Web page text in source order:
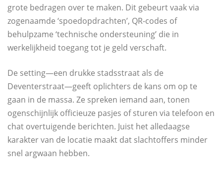
grote bedragen over te maken. Dit gebeurt vaak via
zogenaamde ‘spoedopdrachten’, QR-codes of
behulpzame ‘technische ondersteuning’ die in
werkelijkheid toegang tot je geld verschaft.
De setting—een drukke stadsstraat als de
Deventerstraat—geeft oplichters de kans om op te
gaan in de massa. Ze spreken iemand aan, tonen
ogenschijnlijk officieuze pasjes of sturen via telefoon en
chat overtuigende berichten. Juist het alledaagse
karakter van de locatie maakt dat slachtoffers minder
snel argwaan hebben.